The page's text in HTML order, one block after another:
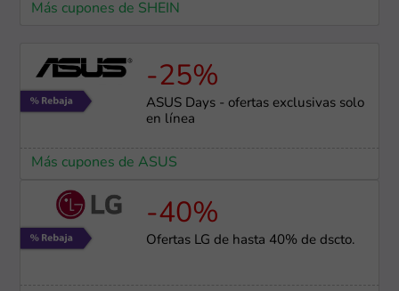
Más cupones de SHEIN
-25%
ASUS Days - ofertas exclusivas solo
en línea
Más cupones de ASUS
-40%
Ofertas LG de hasta 40% de dscto.